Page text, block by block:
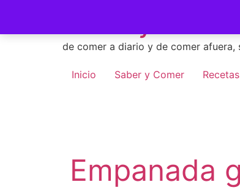
content
Saber y
de comer a diario y de comer
Inicio Saber y Comer Recetas
Empanada